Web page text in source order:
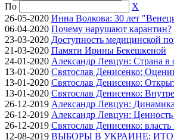
По
X
26-05-2020 Инна Волкова: 30 лет
06-04-2020 Почему нарушают карантин?
23-03-2020 Доступность медицинской
21-03-2020 Памяти Ирины Бекешкеной
24-01-2020 Александр Левцун: Страна в
13-01-2020 Святослав Денисенко:
13-01-2020 Святослав Денисенко:
13-01-2020 Святослав Денисенко:
26-12-2019 Александр Левцун: Динамика
26-12-2019 Александр Левцун:
26-12-2019 Святослав Денисенко:
12-08-2019 ВЫБОРЫ В УКРАИНЕ: